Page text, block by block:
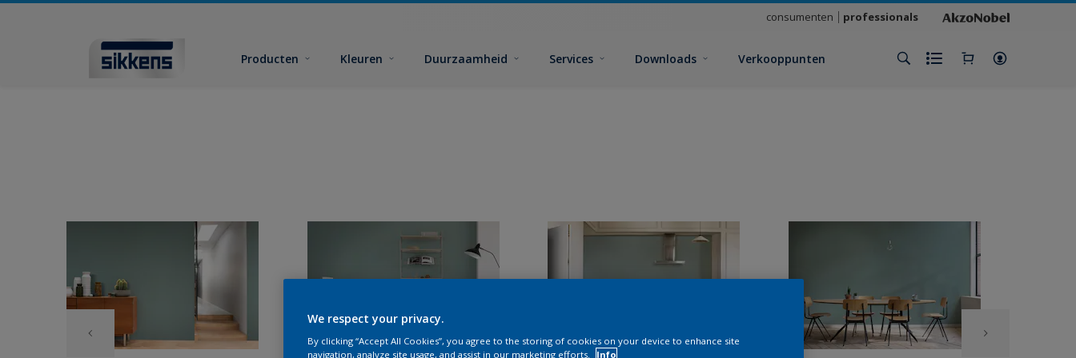
consumenten professionals
Producten Kleuren Duurzaamheid Services Downloads Verkooppunten
We respect your privacy.
By clicking “Accept All Cookies”, you agree to the storing of cookies on your device to enhance site
navigation, analyze site usage, and assist in our marketing efforts.
Info